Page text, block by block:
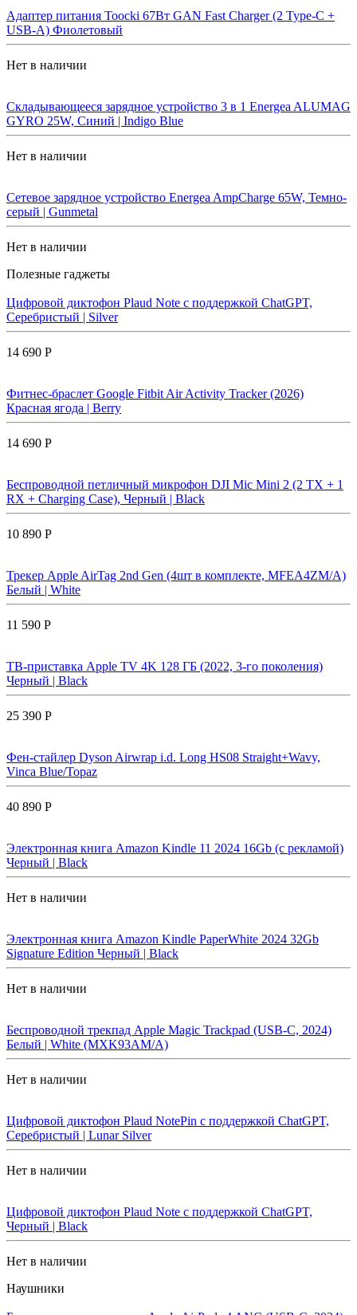
Адаптер питания Toocki 67Вт GAN Fast Charger (2 Type-C +
USB-A) Фиолетовый
Нет в наличии
Складывающееся зарядное устройство 3 в 1 Energea ALUMAG
GYRO 25W, Синий | Indigo Blue
Нет в наличии
Сетевое зарядное устройство Energea AmpCharge 65W, Темно-
серый | Gunmetal
Нет в наличии
Полезные гаджеты
Цифровой диктофон Plaud Note с поддержкой ChatGPT,
Серебристый | Silver
14 690 Р
Фитнес-браслет Google Fitbit Air Activity Tracker (2026)
Красная ягода | Berry
14 690 Р
Беспроводной петличный микрофон DJI Mic Mini 2 (2 TX + 1
RX + Charging Case), Черный | Black
10 890 Р
Трекер Apple AirTag 2nd Gen (4шт в комплекте, MFEA4ZM/A)
Белый | White
11 590 Р
ТВ-приставка Apple TV 4K 128 ГБ (2022, 3-го поколения)
Черный | Black
25 390 Р
Фен-стайлер Dyson Airwrap i.d. Long HS08 Straight+Wavy,
Vinca Blue/Topaz
40 890 Р
Электронная книга Amazon Kindle 11 2024 16Gb (с рекламой)
Черный | Black
Нет в наличии
Электронная книга Amazon Kindle PaperWhite 2024 32Gb
Signature Edition Черный | Black
Нет в наличии
Беспроводной трекпад Apple Magic Trackpad (USB-C, 2024)
Белый | White (MXK93AM/A)
Нет в наличии
Цифровой диктофон Plaud NotePin с поддержкой ChatGPT,
Серебристый | Lunar Silver
Нет в наличии
Цифровой диктофон Plaud Note с поддержкой ChatGPT,
Черный | Black
Нет в наличии
Наушники